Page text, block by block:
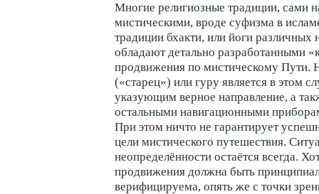
Многие религиозные традиции, сами
мистическими, вроде суфизма в
традиции бхакти, или йоги различных
обладают детально разработанными
продвижения по мистическому Пути.
(«старец») или гуру является в этом
указующим верное направление, а
остальными навигационными
При этом ничто не гарантирует
цели мистического путешествия.
неопределённости остаётся всегда.
продвижения должна быть
верифицируема, опять же с точки